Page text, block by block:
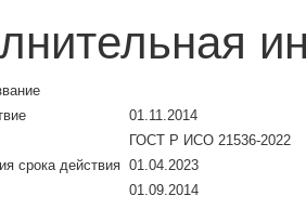
01.11.2014
ГОСТ Р ИСО 21536-2022
срока действия 01.04.2023
01.09.2014